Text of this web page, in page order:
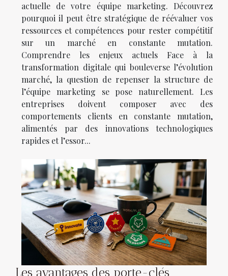
actuelle de votre équipe marketing. Découvrez
pourquoi il peut être stratégique de réévaluer vos
ressources et compétences pour rester compétitif
sur un marché en constante mutation.
Comprendre les enjeux actuels Face à la
transformation digitale qui bouleverse l’évolution
marché, la question de repenser la structure de
l’équipe marketing se pose naturellement. Les
entreprises doivent composer avec des
comportements clients en constante mutation,
alimentés par des innovations technologiques
rapides et l’essor...
Les avantages des porte-clés